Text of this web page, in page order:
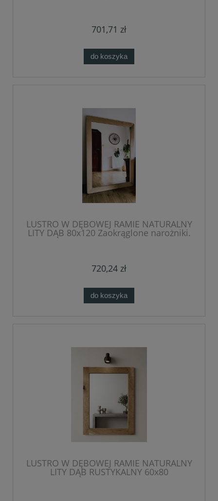
701,71 zł
do koszyka
LUSTRO W DĘBOWEJ RAMIE NATURALNY
LITY DĄB 80x120 Zaokrąglone narożniki.
720,24 zł
do koszyka
LUSTRO W DĘBOWEJ RAMIE NATURALNY
LITY DĄB RUSTYKALNY 60x80